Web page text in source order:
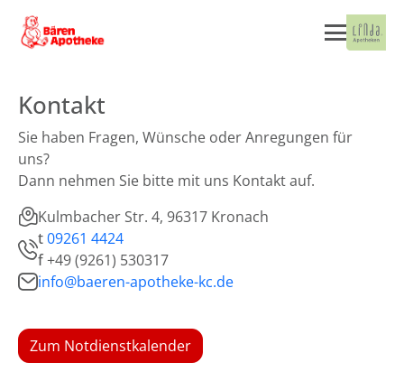
Kontakt
Sie haben Fragen, Wünsche oder Anregungen für
uns?
Dann nehmen Sie bitte mit uns Kontakt auf.
Kulmbacher Str. 4, 96317 Kronach
t09261 4424
f+49 (9261) 530317
info@baeren-apotheke-kc.de
Zum Notdienstkalender